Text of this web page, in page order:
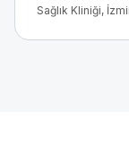
Sağlık Kliniği,